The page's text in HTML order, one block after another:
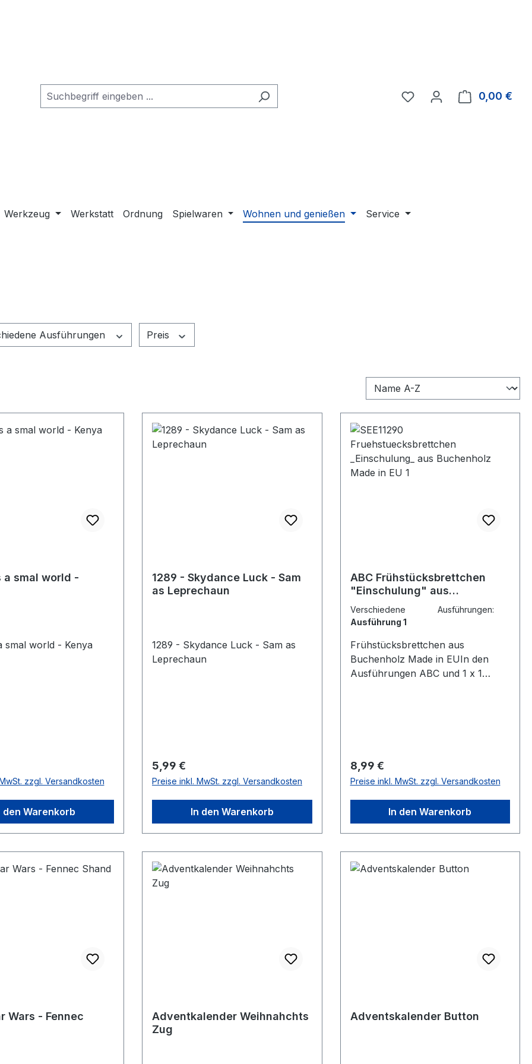
Du hast 0 Produkte auf
0,00 €
Werkzeug Werkstatt Ordnung Spielwaren Wohnen und genießen Service
Ausführungen Preis
a smal world -
smal world - Kenya
zzgl. Versandkosten
den Warenkorb
1289 - Skydance Luck - Sam
as Leprechaun
1289 - Skydance Luck - Sam as
Leprechaun
Regulärer Preis:
5,99 €
Preise inkl. MwSt. zzgl. Versandkosten
In den Warenkorb
ABC Frühstücksbrettchen
"Einschulung" aus
Buchenholz Made in EU
Verschiedene Ausführungen:
Ausführung 1
Frühstücksbrettchen aus
Buchenholz Made in EUIn den
Ausführungen ABC und 1 x 1
Regulärer Preis:
8,99 €
Preise inkl. MwSt. zzgl. Versandkosten
In den Warenkorb
Wars - Fennec
Adventkalender Weihnahchts
Zug
Adventskalender Button